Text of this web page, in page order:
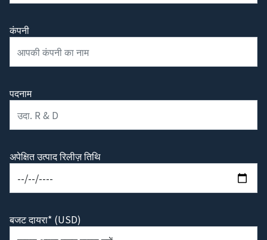
कंपनी
पदनाम
अपेक्षित उत्पाद रिलीज़ तिथि
बजट दायरा* (USD)